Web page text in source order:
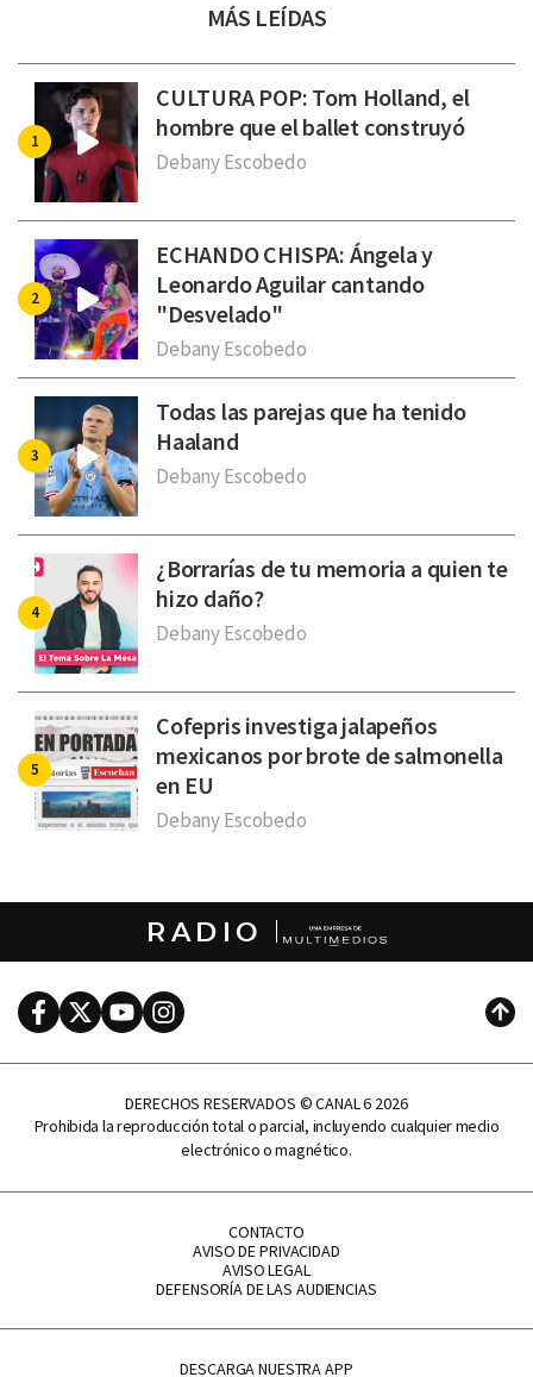
MÁS LEÍDAS
CULTURA POP: Tom Holland, el
hombre que el ballet construyó
Debany Escobedo
ECHANDO CHISPA: Ángela y
Leonardo Aguilar cantando
"Desvelado"
Debany Escobedo
Todas las parejas que ha tenido
Haaland
Debany Escobedo
¿Borrarías de tu memoria a quien te
hizo daño?
Debany Escobedo
Cofepris investiga jalapeños
mexicanos por brote de salmonella
en EU
Debany Escobedo
RADIO
FacebookTwitterYoutubeInstagram
DERECHOS RESERVADOS © CANAL 6 2026
Prohibida la reproducción total o parcial, incluyendo cualquier medio
electrónico o magnético.
CONTACTO
AVISO DE PRIVACIDAD
AVISO LEGAL
DEFENSORÍA DE LAS AUDIENCIAS
DESCARGA NUESTRA APP